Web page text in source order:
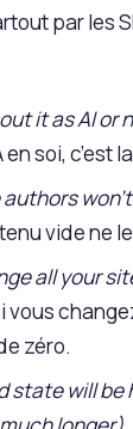
par les
it as AI
en soi,
vide ne
all your
vous
zéro.
state will